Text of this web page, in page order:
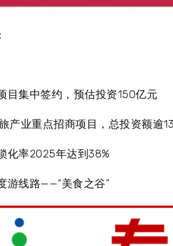
目集中签约，预估投资150亿元
产业重点招商项目，总投资额逾
化率2025年达到38%
游线路——“美食之谷”